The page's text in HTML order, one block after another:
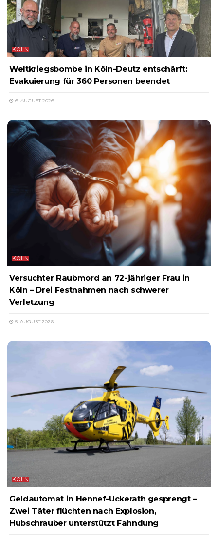
KÖLN
Weltkriegsbombe in Köln-Deutz entschärft:
Evakuierung für 360 Personen beendet
6. AUGUST 2026
KÖLN
Versuchter Raubmord an 72-jähriger Frau in
Köln – Drei Festnahmen nach schwerer
Verletzung
5. AUGUST 2026
KÖLN
Geldautomat in Hennef-Uckerath gesprengt –
Zwei Täter flüchten nach Explosion,
Hubschrauber unterstützt Fahndung